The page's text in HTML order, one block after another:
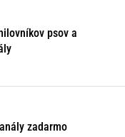
psov a
zadarmo